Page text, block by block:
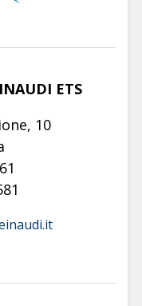
ETS
10